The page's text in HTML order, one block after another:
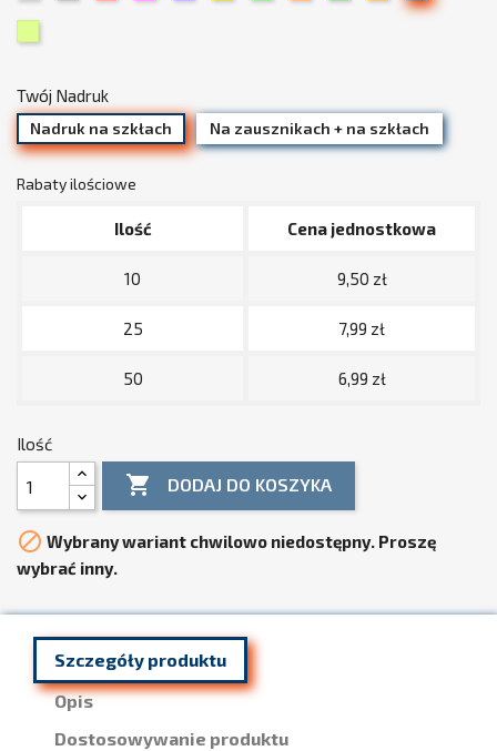
Pomarańczowy
TrawiastyBeżowyJasny
Twój Nadruk
Nadruk na szkłach Na zausznikach + na szkłach
Rabaty ilościowe
Ilość Cena jednostkowa
10 9,50 zł
25 7,99 zł
50 6,99 zł
Ilość
 DODAJ DO KOSZYKA
 Wybrany wariant chwilowo niedostępny. Proszę
wybrać inny.
Szczegóły produktu
Opis
Dostosowywanie produktu